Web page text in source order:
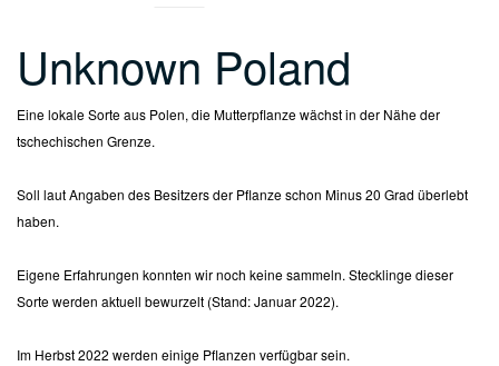
Unknown Poland
Eine lokale Sorte aus Polen, die Mutterpflanze wächst in der Nähe der
tschechischen Grenze.
Soll laut Angaben des Besitzers der Pflanze schon Minus 20 Grad überlebt
haben.
Eigene Erfahrungen konnten wir noch keine sammeln. Stecklinge dieser
Sorte werden aktuell bewurzelt (Stand: Januar 2022).
Im Herbst 2022 werden einige Pflanzen verfügbar sein.